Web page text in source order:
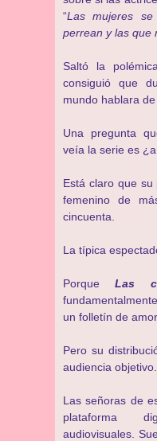
“Las mujeres
perrean y las que
Saltó la
consiguió que
mundo hablara de
Una pregunta
veía la serie es
Está claro que
femenino de
cincuenta.
La típica
PorqueLas
un folletín de
Pero su
audiencia objetivo.
Las señoras de
plataforma
audiovisuales.